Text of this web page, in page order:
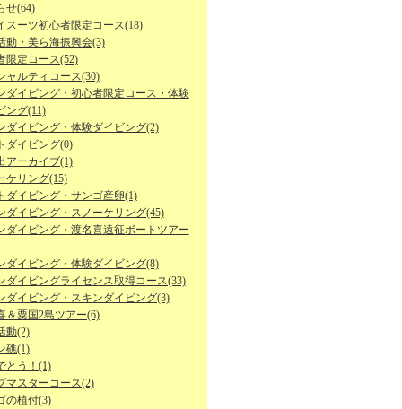
せ(64)
スーツ初心者限定コース(18)
動・美ら海振興会(3)
限定コース(52)
ャルティコース(30)
ダイビング・初心者限定コース・体験
ング(11)
ダイビング・体験ダイビング(2)
ダイビング(0)
アーカイブ(1)
ケリング(15)
ダイビング・サンゴ産卵(1)
ダイビング・スノーケリング(45)
ダイビング・渡名喜遠征ボートツアー
ダイビング・体験ダイビング(8)
ダイビングライセンス取得コース(33)
ダイビング・スキンダイビング(3)
＆粟国2島ツアー(6)
動(2)
礁(1)
とう！(1)
マスターコース(2)
の植付(3)